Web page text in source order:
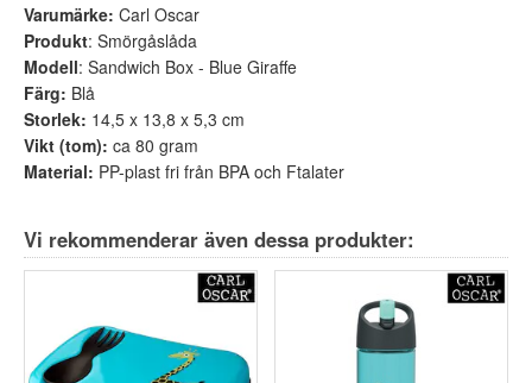
Varumärke: Carl Oscar
Produkt: Smörgåslåda
Modell: Sandwich Box - Blue Giraffe
Färg: Blå
Storlek: 14,5 x 13,8 x 5,3 cm
Vikt (tom): ca 80 gram
Material: PP-plast fri från BPA och Ftalater
Vi rekommenderar även dessa produkter: